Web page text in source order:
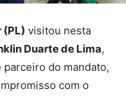
(PL) visitou nesta
Duarte de Lima,
parceiro do mandato,
com o